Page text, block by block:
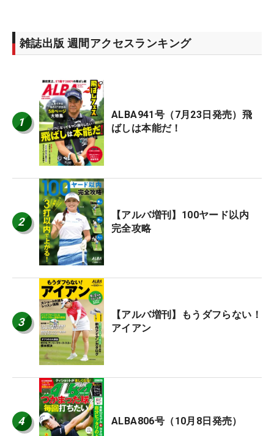
雑誌出版 週間アクセスランキング
1
ALBA941号（7月23日発売）飛
ばしは本能だ！
2
【アルバ増刊】100ヤード以内
完全攻略
3
【アルバ増刊】もうダフらない！
アイアン
4 ALBA806号（10月8日発売）